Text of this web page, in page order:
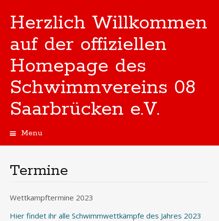
Herzlich Willkommen
auf der offiziellen
Homepage des
Schwimmvereins 08
Saarbrücken e.V.
Menu
Termine
Wettkampftermine 2023
Hier findet ihr alle Schwimmwettkämpfe des Jahres 2023